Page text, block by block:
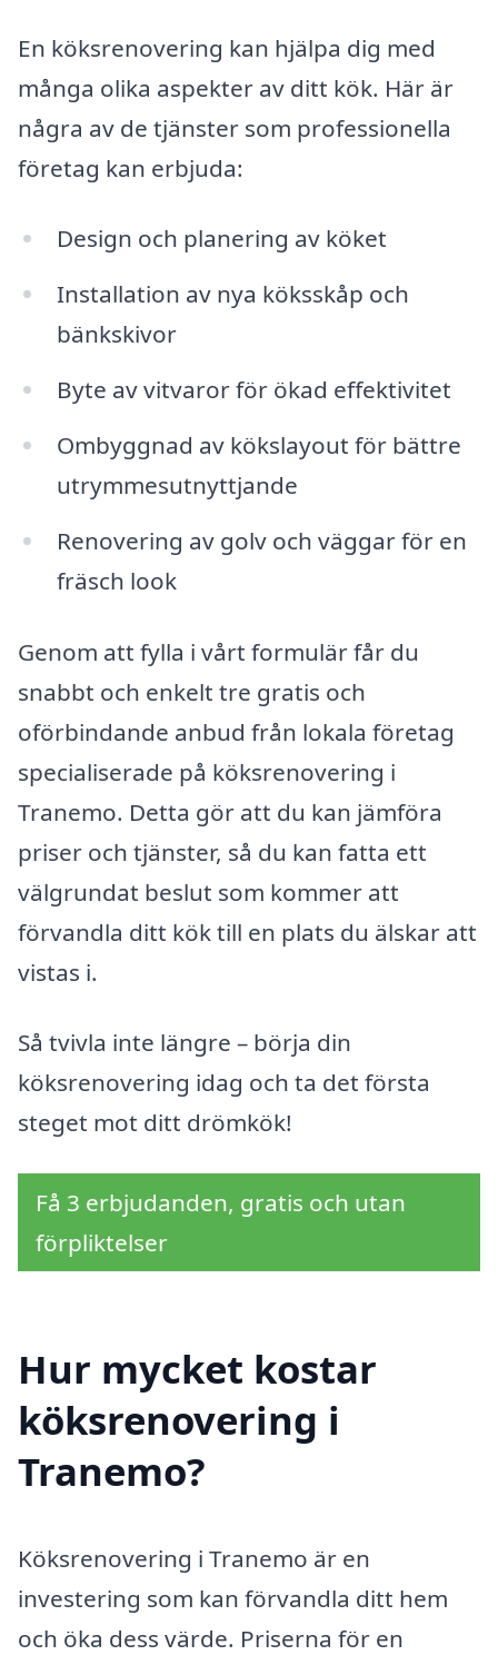
En köksrenovering kan hjälpa dig med
många olika aspekter av ditt kök. Här är
några av de tjänster som professionella
företag kan erbjuda:
Design och planering av köket
Installation av nya köksskåp och
bänkskivor
Byte av vitvaror för ökad effektivitet
Ombyggnad av kökslayout för bättre
utrymmesutnyttjande
Renovering av golv och väggar för en
fräsch look
Genom att fylla i vårt formulär får du
snabbt och enkelt tre gratis och
oförbindande anbud från lokala företag
specialiserade på köksrenovering i
Tranemo. Detta gör att du kan jämföra
priser och tjänster, så du kan fatta ett
välgrundat beslut som kommer att
förvandla ditt kök till en plats du älskar att
vistas i.
Så tvivla inte längre – börja din
köksrenovering idag och ta det första
steget mot ditt drömkök!
Få 3 erbjudanden, gratis och utan
förpliktelser
Hur mycket kostar
köksrenovering i
Tranemo?
Köksrenovering i Tranemo är en
investering som kan förvandla ditt hem
och öka dess värde. Priserna för en